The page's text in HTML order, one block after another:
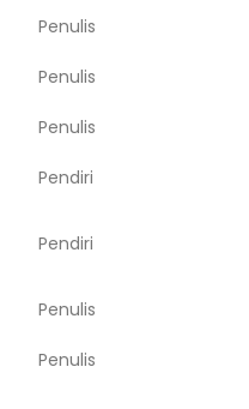
Penulis
Penulis
Penulis
Pendiri
Pendiri
Penulis
Penulis